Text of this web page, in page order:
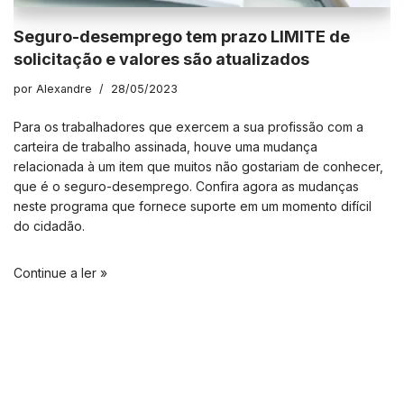
Seguro-desemprego tem prazo LIMITE de
solicitação e valores são atualizados
por Alexandre 28/05/2023
Para os trabalhadores que exercem a sua profissão com a
carteira de trabalho assinada, houve uma mudança
relacionada à um item que muitos não gostariam de conhecer,
que é o seguro-desemprego. Confira agora as mudanças
neste programa que fornece suporte em um momento difícil
do cidadão.
Continue a ler »